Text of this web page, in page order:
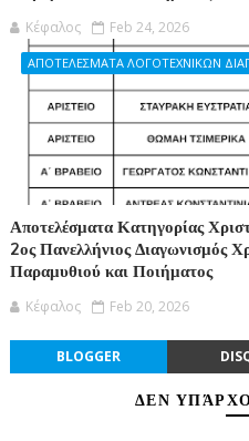
Κέφαλος Feb 24, 2026
ΑΠΟΤΕΛΕΣΜΑΤΑ ΛΟΓΟΤΕΧΝΙΚΩΝ
Αποτελέσματα Κατηγορίας
2ος Πανελλήνιος Διαγωνισμός
Παραμυθιού και Ποιήματος
Κέφαλος Feb 20, 2026
BLOGGER
ΔΕΝ